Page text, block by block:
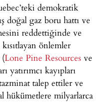
demokratik
doğal gaz boru hattı ve
reddettiğinde ve
önlemler
Lone Pine Resources ve
yatırımcı kayıpları
talep ettiler ve
hükümetlere milyarlarca